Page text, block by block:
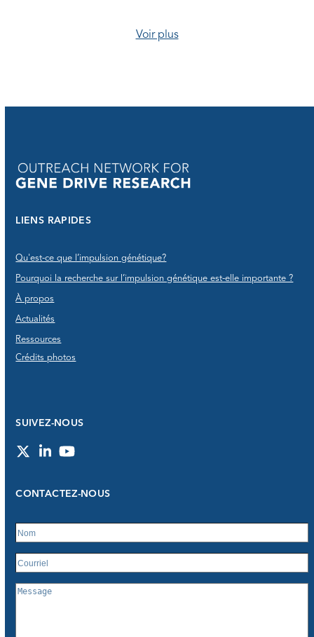
Voir plus
LIENS RAPIDES
Qu'est-ce que l’impulsion génétique?
Pourquoi la recherche sur l’impulsion génétique est-elle importante ?
À propos
Actualités
Ressources
Crédits photos
SUIVEZ-NOUS
TwitterLinkedInYouTube
CONTACTEZ-NOUS